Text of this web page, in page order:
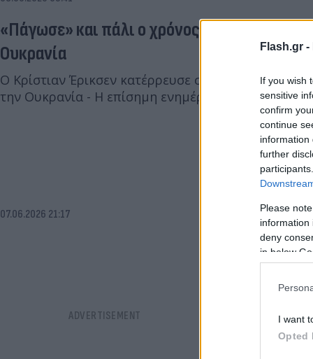
Flash.gr -
If you wish
sensitive
confirm
continue
information
further
Please
information
deny
in below
I want
Opted
«Πάγωσε» και πάλι ο χρόνος: Κατέρρευσε
Ουκρανία
Ο Κρίστιαν Έρικσεν κατέρρευσε στον αγωνιστικό
την Ουκρανία - Η επίσημη ενημέρωση του γιατρού
07.06.2026 21:17